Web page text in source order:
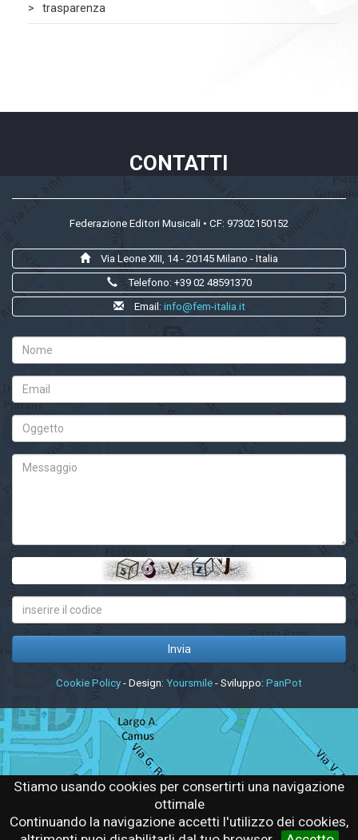
Stiamo usando cookies per consertirti una navigazione
ottimale
Continuando la navigazione accetti l'utilizzo dei cookies,
trasparenza
CONTATTI
Federazione Editori Musicali • CF: 97302150152
Via Leone XIII, 14 - 20145 Milano - Italia
Telefono: +39 02 48591370
Email: info@fem-italia.it
Cookie Policy - Design: Yoursmile - Sviluppo: PanPot